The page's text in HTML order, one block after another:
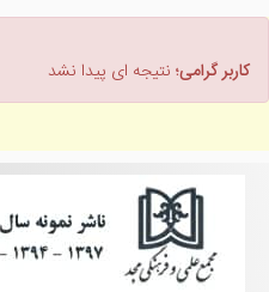
کاربر گرامی؛ نتیجه ای پیدا نشد